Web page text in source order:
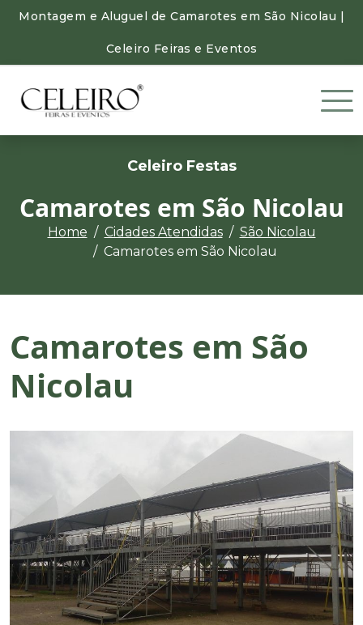
Montagem e Aluguel de Camarotes em São Nicolau |
Celeiro Feiras e Eventos
Celeiro Festas
Camarotes em São Nicolau
Home Cidades Atendidas
São Nicolau
Camarotes em São Nicolau
Camarotes em São
Nicolau